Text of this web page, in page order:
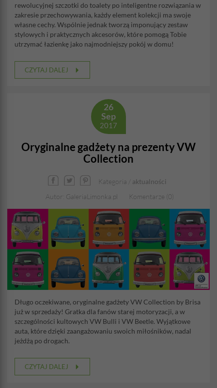
rewolucyjnej szczotki do toalety po inteligentne rozwiązania w
zakresie przechowywania, każdy element kolekcji ma swoje
własne cechy. Wspólnie jednak tworzą imponujący zestaw
stylowych i praktycznych akcesorów, które pomogą Tobie
utrzymać łazienkę jako najmodniejszy pokój w domu!
CZYTAJ DALEJ
26
Sep
2017
Oryginalne gadżety na prezenty VW
Collection
Kategoria / aktualności
Autor: GaleriaLimonka.pl
Komentarze (0)
Długo oczekiwane, oryginalne gadżety VW Collection by Brisa
już w sprzedaży! Gratka dla fanów starej motoryzacji, a w
szczególności kultowych VW Bulli i VW Beetle. Wyjątkowe
auta, które dzięki zaangażowaniu swoich miłośników, nadal
jeżdżą po drogach.
CZYTAJ DALEJ